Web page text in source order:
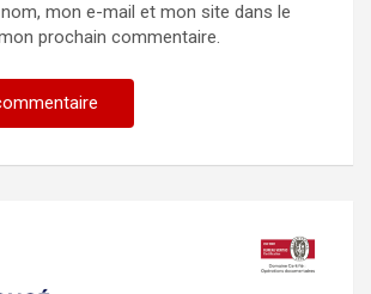
mon e-mail et mon site dans le
prochain commentaire.